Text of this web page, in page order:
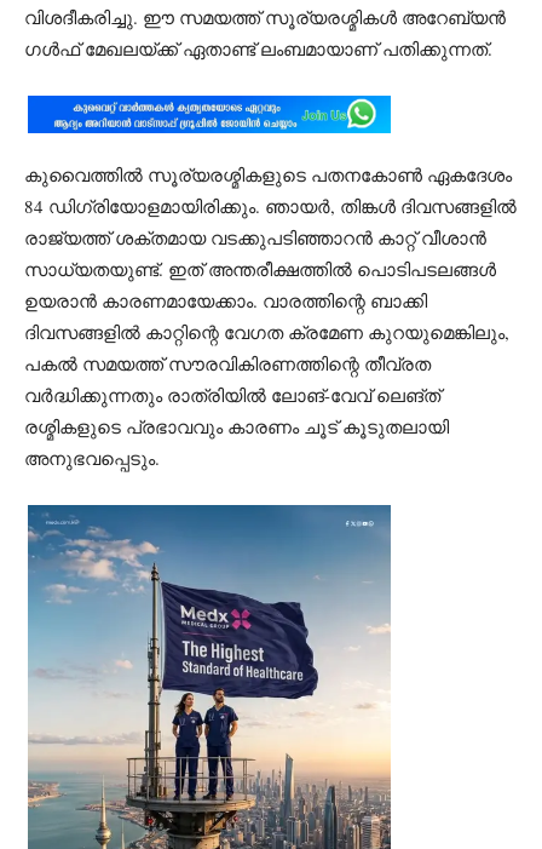
വിശദീകരിച്ചു. ഈ സമയത്ത് സൂര്യരശ്മികൾ അറേബ്യൻ
ഗൾഫ് മേഖലയ്ക്ക് ഏതാണ്ട് ലംബമായാണ് പതിക്കുന്നത്.
കുവൈത്തിൽ സൂര്യരശ്മികളുടെ പതനകോൺ ഏകദേശം
84 ഡിഗ്രിയോളമായിരിക്കും. ഞായർ, തിങ്കൾ ദിവസങ്ങളിൽ
രാജ്യത്ത് ശക്തമായ വടക്കുപടിഞ്ഞാറൻ കാറ്റ് വീശാൻ
സാധ്യതയുണ്ട്. ഇത് അന്തരീക്ഷത്തിൽ പൊടിപടലങ്ങൾ
ഉയരാൻ കാരണമായേക്കാം. വാരത്തിന്റെ ബാക്കി
ദിവസങ്ങളിൽ കാറ്റിന്റെ വേഗത ക്രമേണ കുറയുമെങ്കിലും,
പകൽ സമയത്ത് സൗരവികിരണത്തിന്റെ തീവ്രത
വർദ്ധിക്കുന്നതും രാത്രിയിൽ ലോങ്-വേവ് ലെങ്ത്
രശ്മികളുടെ പ്രഭാവവും കാരണം ചൂട് കൂടുതലായി
അനുഭവപ്പെടും.